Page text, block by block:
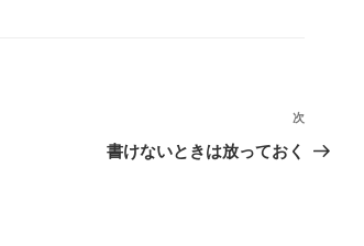
次
の
次
書けないときは放っておく